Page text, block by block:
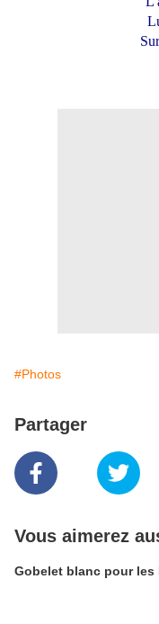
#Photos
Partager
Vous aimerez
Gobelet blanc pour les